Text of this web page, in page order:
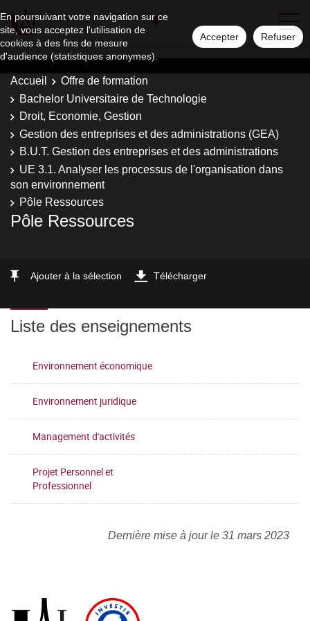
En poursuivant votre navigation sur ce
site, vous acceptez l'utilisation de
cookies à des fins de mesure
d'audience (statistiques anonymes).
Accepter Refuser
Accueil
Offre de formation
Bachelor Universitaire de Technologie
Droit, Economie, Gestion
Gestion des entreprises et des administrations (GEA)
B.U.T. Gestion des entreprises et des administrations
UE 3.1. Analyser les processus de l'organisation dans
son environnement
Pôle Ressources
Pôle Ressources
Ajouter à la sélection Télécharger
Liste des enseignements
Environnement économique
Environnement juridique
Management d'activités
Projet Personnel et
Professionnel
Dernière mise à jour le 31 mars 2023